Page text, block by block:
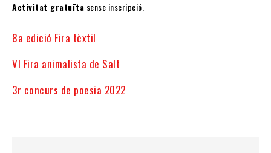
Activitat gratuïta sense inscripció.
8a edició Fira tèxtil
VI Fira animalista de Salt
3r concurs de poesia 2022